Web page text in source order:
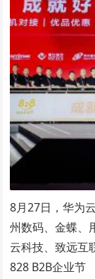
8月27日，华为
州数码、金蝶、
云科技、致远互
828 B2B企业节